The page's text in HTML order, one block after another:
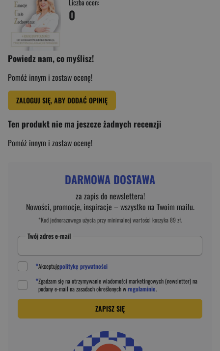
Liczba ocen:
0
Powiedz nam, co myślisz!
Pomóż innym i zostaw ocenę!
ZALOGUJ SIĘ, ABY DODAĆ OPINIĘ
Ten produkt nie ma jeszcze żadnych recenzji
Pomóż innym i zostaw ocenę!
DARMOWA DOSTAWA
za zapis do newslettera!
Nowości, promocje, inspiracje – wszystko na Twoim mailu.
*Kod jednorazowego użycia przy minimalnej wartości koszyka 89 zł.
Twój adres e-mail
*Akceptujępolitykę prywatności
*Zgadzam się na otrzymywanie wiadomości marketingowych (newsletter) na
podanye-mail na zasadach określonych wregulaminie.
ZAPISZ SIĘ